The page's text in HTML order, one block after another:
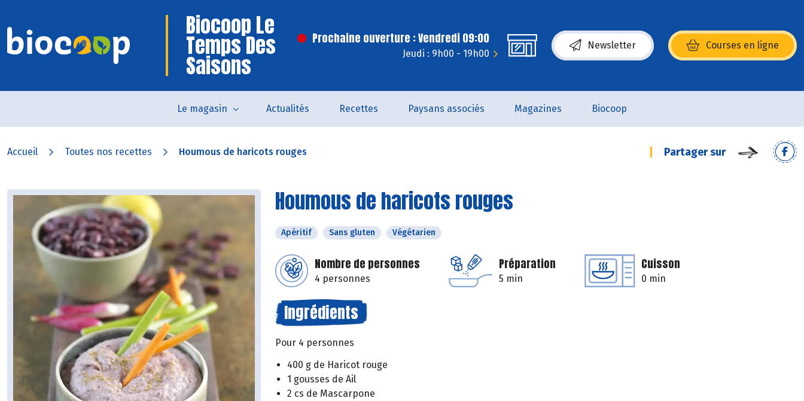
Biocoop Le
Temps Des
Saisons
Prochaine ouverture : Vendredi 09:00
Jeudi : 9h00 - 19h00
Newsletter Courses en ligne
(s’ouvre dans une nouvelle fenêtre)
Le magasin Actualités Recettes Paysans associés Magazines Biocoop
Accueil Toutes nos recettes Houmous de haricots rouges Partager sur
Houmous de haricots rouges
Apéritif Sans gluten Végétarien
Nombre de personnes
4 personnes
Préparation
5 min
Cuisson
0 min
Ingrédients
Pour 4 personnes
400 g de Haricot rouge
1 gousses de Ail
2 cs de Mascarpone